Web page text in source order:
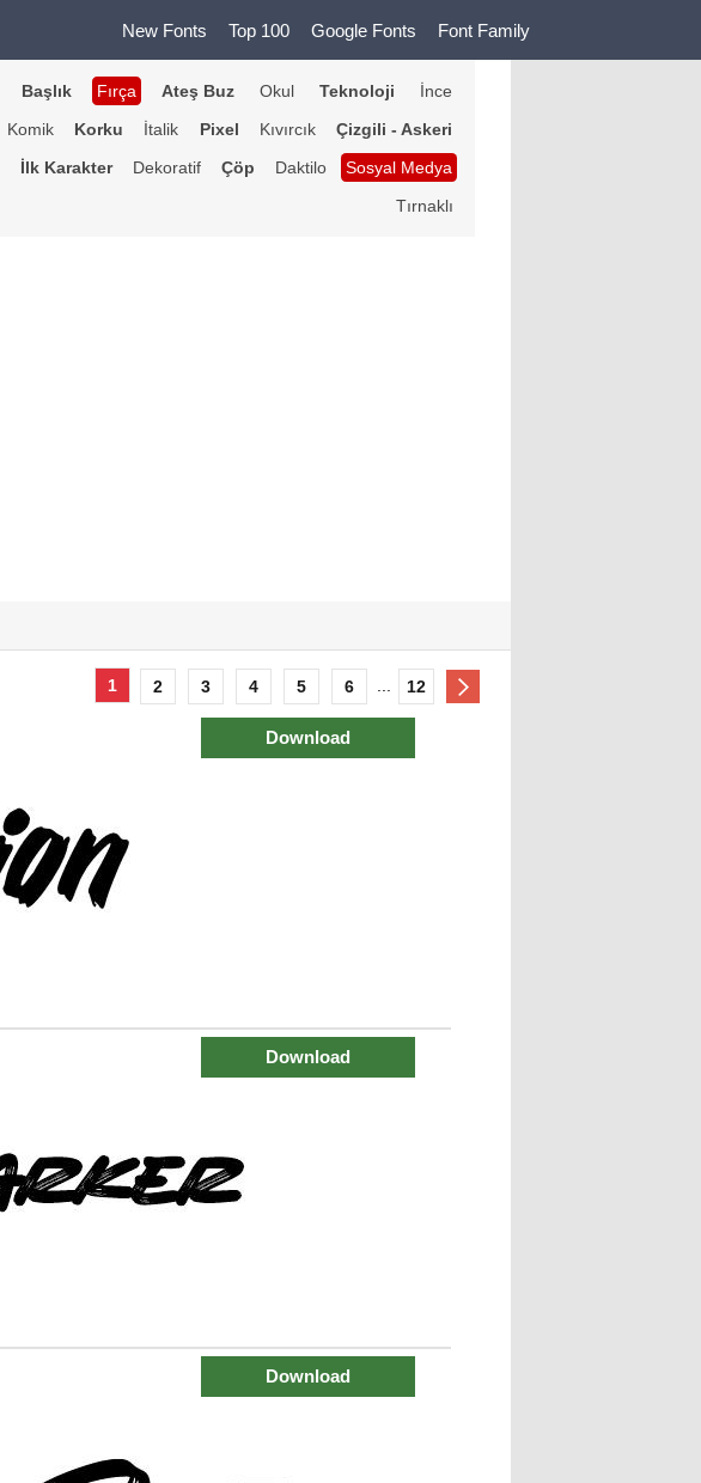
New Fonts Top 100 Google Fonts Font Family
Başlık Fırça Ateş Buz Okul Teknoloji
İnce
Komik Korku İtalik Pixel Kıvırcık
Çizgili - Askeri
İlk Karakter Dekoratif Çöp Daktilo
Sosyal Medya
Tırnaklı
1 2 3 4 5 6 12
Download
Download
Download